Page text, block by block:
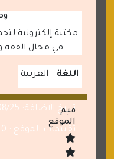
مكتبة إلكترونية
في مجال الفقه
اللغة العربية
تاريخ الاضافة: 2020/08/25
تقييمات الموقع : 0
قيم
الموقع